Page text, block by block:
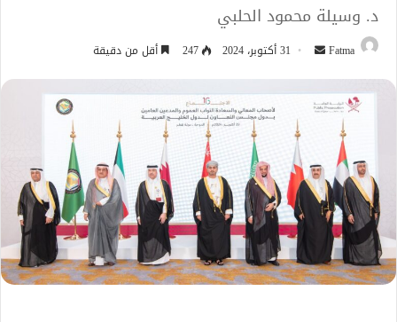
د. وسيلة محمود الحلبي
Fatma
أرسل
إلكترونيا
31 أكتوبر، 2024 247 أقل من دقيقة